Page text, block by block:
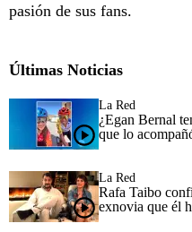
pasión de sus fans.
Últimas Noticias
La Red
¿Egan Bernal
que lo
La Red
Rafa Taibo
exnovia que él